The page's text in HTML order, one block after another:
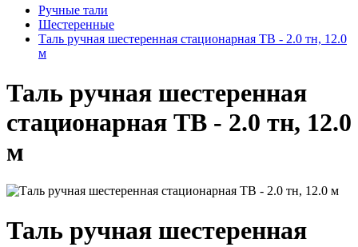
Ручные тали
Шестеренные
Таль ручная шестеренная стационарная ТВ - 2.0 тн, 12.0
м
Таль ручная шестеренная
стационарная ТВ - 2.0 тн, 12.0
м
Таль ручная шестеренная